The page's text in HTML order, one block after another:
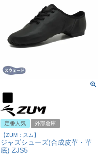
定番人気
外部倉庫
【ZUM：スム】
ジャズシューズ(合成皮革・革
底) ZJS5